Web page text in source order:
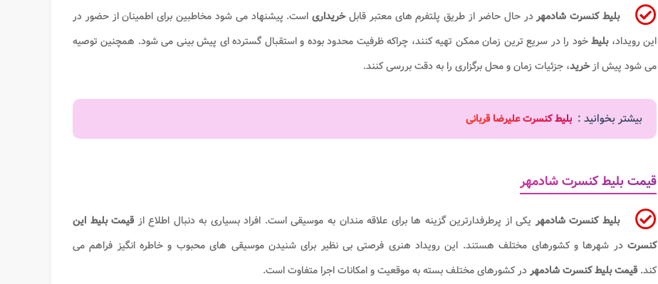
بلیط کنسرت شادمهردر حال حاضر از طریق پلتفرم های معتبر قابلخریداری است. پیشنهاد می شود مخاطبین برای اطمینان از حضور در
این رویداد،بلیطخود را در سریع ترین زمان ممکن تهیه کنند، چراکه ظرفیت محدود بوده و استقبال گسترده ای پیش بینی می شود. همچنین توصیه
می شود پیش ازخرید، جزئیات زمان و محل برگزاری را به دقت بررسی کنند.
بیشتر بخوانید : بلیط کنسرت علیرضا قربانی
قیمت بلیط کنسرت شادمهر
بلیط کنسرت شادمهریکی از پرطرفدارترین گزینه ها برای علاقه مندان به موسیقی است. افراد بسیاری به دنبال اطلاع ازقیمت بلیط این
کنسرتدر شهرها و کشورهای مختلف هستند. این رویداد هنری فرصتی بی نظیر برای شنیدن موسیقی های محبوب و خاطره انگیز فراهم می
کند.قیمت بلیط کنسرت شادمهردر کشورهای مختلف بسته به موقعیت و امکانات اجرا متفاوت است.